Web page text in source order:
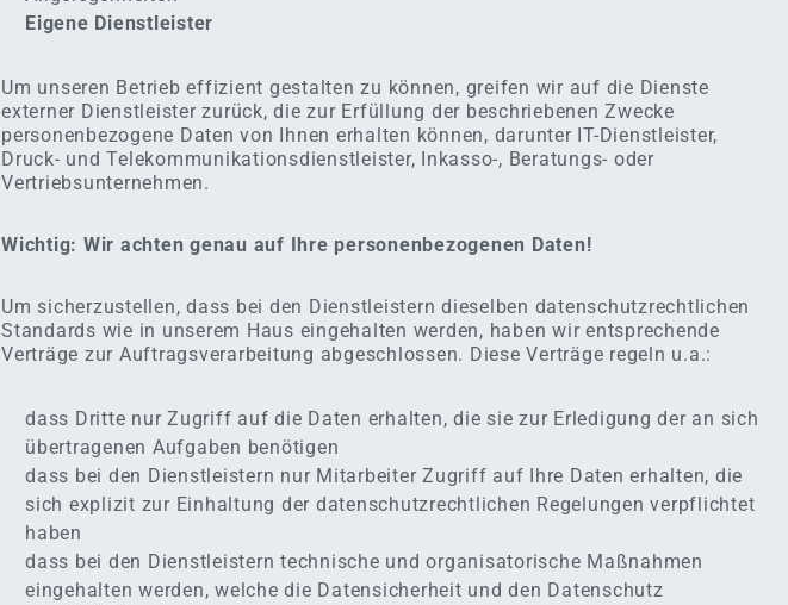
Eigene Dienstleister
Um unseren Betrieb effizient gestalten zu können, greifen wir auf die Dienste
externer Dienstleister zurück, die zur Erfüllung der beschriebenen Zwecke
personenbezogene Daten von Ihnen erhalten können, darunter IT-Dienstleister,
Druck- und Telekommunikationsdienstleister, Inkasso-, Beratungs- oder
Vertriebsunternehmen.
Wichtig: Wir achten genau auf Ihre personenbezogenen Daten!
Um sicherzustellen, dass bei den Dienstleistern dieselben datenschutzrechtlichen
Standards wie in unserem Haus eingehalten werden, haben wir entsprechende
Verträge zur Auftragsverarbeitung abgeschlossen. Diese Verträge regeln u.a.:
dass Dritte nur Zugriff auf die Daten erhalten, die sie zur Erledigung der an sich
übertragenen Aufgaben benötigen
dass bei den Dienstleistern nur Mitarbeiter Zugriff auf Ihre Daten erhalten, die
sich explizit zur Einhaltung der datenschutzrechtlichen Regelungen verpflichtet
haben
dass bei den Dienstleistern technische und organisatorische Maßnahmen
eingehalten werden, welche die Datensicherheit und den Datenschutz